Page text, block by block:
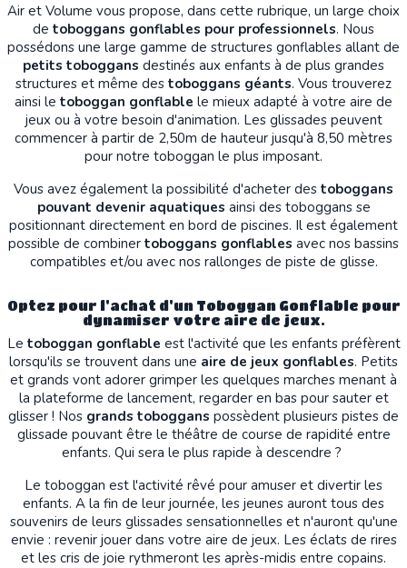
Air et Volume vous propose, dans cette rubrique, un large choix
de toboggans gonflables pour professionnels. Nous
possédons une large gamme de structures gonflables allant de
petits toboggans destinés aux enfants à de plus grandes
structures et même des toboggans géants. Vous trouverez
ainsi le toboggan gonflable le mieux adapté à votre aire de
jeux ou à votre besoin d'animation. Les glissades peuvent
commencer à partir de 2,50m de hauteur jusqu'à 8,50 mètres
pour notre toboggan le plus imposant.
Vous avez également la possibilité d'acheter des toboggans
pouvant devenir aquatiques ainsi des toboggans se
positionnant directement en bord de piscines. Il est également
possible de combiner toboggans gonflables avec nos bassins
compatibles et/ou avec nos rallonges de piste de glisse.
Optez pour l'achat d'un Toboggan Gonflable pour
dynamiser votre aire de jeux.
Le toboggan gonflable est l'activité que les enfants préfèrent
lorsqu'ils se trouvent dans une aire de jeux gonflables. Petits
et grands vont adorer grimper les quelques marches menant à
la plateforme de lancement, regarder en bas pour sauter et
glisser ! Nos grands toboggans possèdent plusieurs pistes de
glissade pouvant être le théâtre de course de rapidité entre
enfants. Qui sera le plus rapide à descendre ?
Le toboggan est l'activité rêvé pour amuser et divertir les
enfants. A la fin de leur journée, les jeunes auront tous des
souvenirs de leurs glissades sensationnelles et n'auront qu'une
envie : revenir jouer dans votre aire de jeux. Les éclats de rires
et les cris de joie rythmeront les après-midis entre copains.